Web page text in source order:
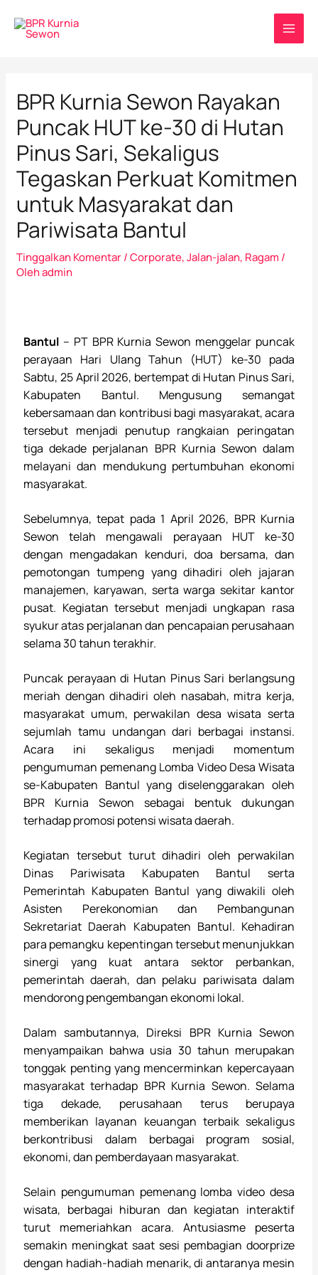
MAIN
BPR Kurnia Sewon Rayakan
Puncak HUT ke-30 di Hutan
Pinus Sari, Sekaligus
Tegaskan Perkuat Komitmen
untuk Masyarakat dan
Pariwisata Bantul
Tinggalkan Komentar/Corporate,Jalan-jalan, Ragam /
Olehadmin
Bantul – PT BPR Kurnia Sewon menggelar puncak
perayaan Hari Ulang Tahun (HUT) ke-30 pada
Sabtu, 25 April 2026, bertempat di Hutan Pinus Sari,
Kabupaten Bantul. Mengusung semangat
kebersamaan dan kontribusi bagi masyarakat, acara
tersebut menjadi penutup rangkaian peringatan
tiga dekade perjalanan BPR Kurnia Sewon dalam
melayani dan mendukung pertumbuhan ekonomi
masyarakat.
Sebelumnya, tepat pada 1 April 2026, BPR Kurnia
Sewon telah mengawali perayaan HUT ke-30
dengan mengadakan kenduri, doa bersama, dan
pemotongan tumpeng yang dihadiri oleh jajaran
manajemen, karyawan, serta warga sekitar kantor
pusat. Kegiatan tersebut menjadi ungkapan rasa
syukur atas perjalanan dan pencapaian perusahaan
selama 30 tahun terakhir.
Puncak perayaan di Hutan Pinus Sari berlangsung
meriah dengan dihadiri oleh nasabah, mitra kerja,
masyarakat umum, perwakilan desa wisata serta
sejumlah tamu undangan dari berbagai instansi.
Acara ini sekaligus menjadi momentum
pengumuman pemenang Lomba Video Desa Wisata
se-Kabupaten Bantul yang diselenggarakan oleh
BPR Kurnia Sewon sebagai bentuk dukungan
terhadap promosi potensi wisata daerah.
Kegiatan tersebut turut dihadiri oleh perwakilan
Dinas Pariwisata Kabupaten Bantul serta
Pemerintah Kabupaten Bantul yang diwakili oleh
Asisten Perekonomian dan Pembangunan
Sekretariat Daerah Kabupaten Bantul. Kehadiran
para pemangku kepentingan tersebut menunjukkan
sinergi yang kuat antara sektor perbankan,
pemerintah daerah, dan pelaku pariwisata dalam
mendorong pengembangan ekonomi lokal.
Dalam sambutannya, Direksi BPR Kurnia Sewon
menyampaikan bahwa usia 30 tahun merupakan
tonggak penting yang mencerminkan kepercayaan
masyarakat terhadap BPR Kurnia Sewon. Selama
tiga dekade, perusahaan terus berupaya
memberikan layanan keuangan terbaik sekaligus
berkontribusi dalam berbagai program sosial,
ekonomi, dan pemberdayaan masyarakat.
Selain pengumuman pemenang lomba video desa
wisata, berbagai hiburan dan kegiatan interaktif
turut memeriahkan acara. Antusiasme peserta
semakin meningkat saat sesi pembagian doorprize
dengan hadiah-hadiah menarik, di antaranya mesin
navigation